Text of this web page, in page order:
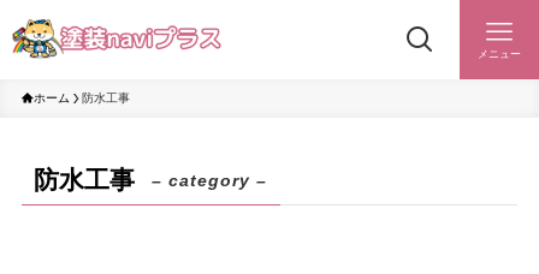
メニュー
ホーム 防水工事
防水工事 – category –